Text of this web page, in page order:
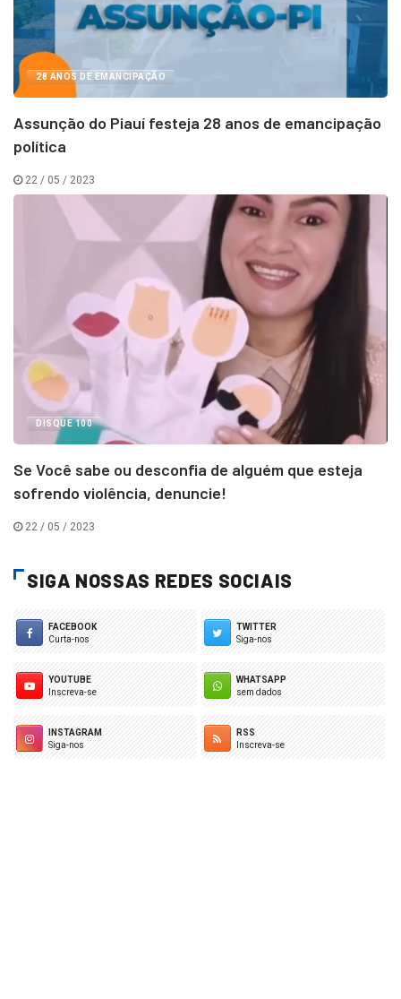
28 ANOS DE EMANCIPAÇÃO
Assunção do Piauí festeja 28 anos de emancipação
política
22 / 05 / 2023
DISQUE 100
Se Você sabe ou desconfia de alguém que esteja
sofrendo violência, denuncie!
22 / 05 / 2023
SIGA NOSSAS REDES SOCIAIS
FACEBOOK
Curta-nos
TWITTER
Siga-nos
YOUTUBE
Inscreva-se
WHATSAPP
sem dados
INSTAGRAM
Siga-nos
RSS
Inscreva-se